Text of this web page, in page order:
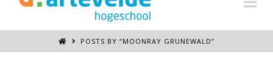
POSTS BY “MOONRAY GRUNEWALD”